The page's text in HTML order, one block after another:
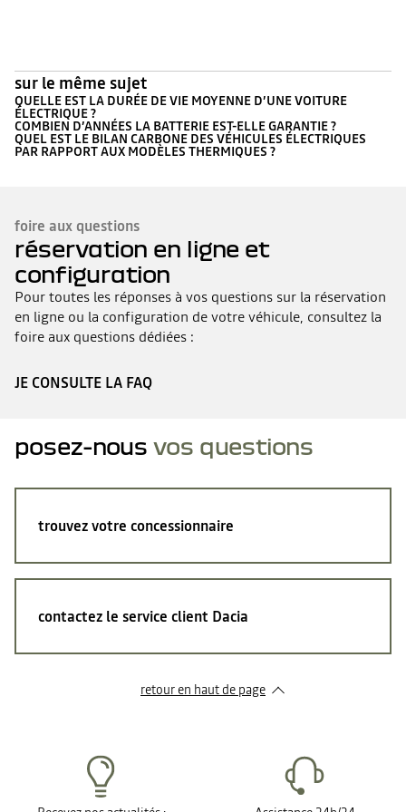
sur le même sujet
QUELLE EST LA DURÉE DE VIE MOYENNE D’UNE VOITURE
ÉLECTRIQUE ?
COMBIEN D’ANNÉES LA BATTERIE EST-ELLE GARANTIE ?
QUEL EST LE BILAN CARBONE DES VÉHICULES ÉLECTRIQUES
PAR RAPPORT AUX MODÈLES THERMIQUES ?
foire aux questions
réservation en ligne et
configuration
Pour toutes les réponses à vos questions sur la réservation
en ligne ou la configuration de votre véhicule, consultez la
foire aux questions dédiées :
JE CONSULTE LA FAQ
posez-nous vos questions
trouvez votre concessionnaire
contactez le service client Dacia
retour en haut de page​